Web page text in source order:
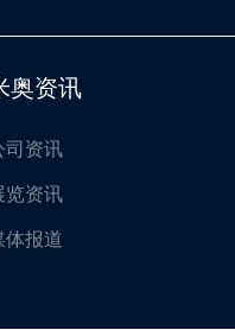
奥资讯
司资讯
览资讯
体报道